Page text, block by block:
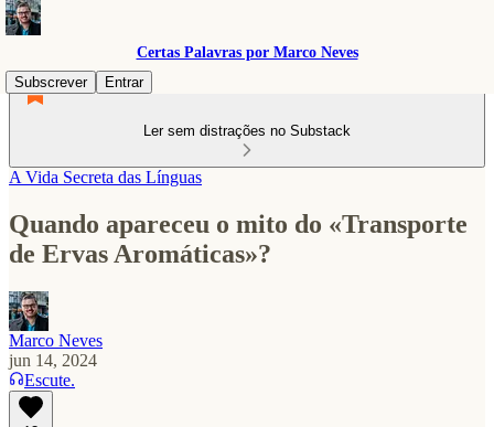
Certas Palavras por Marco Neves
Subscrever
Entrar
Ler sem distrações no Substack
A Vida Secreta das Línguas
Quando apareceu o mito do «Transporte
de Ervas Aromáticas»?
Marco Neves
jun 14, 2024
Escute.